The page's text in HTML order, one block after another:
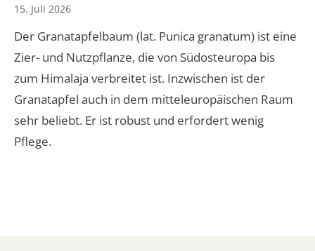
15. Juli 2026
Der Granatapfelbaum (lat. Punica granatum) ist eine
Zier- und Nutzpflanze, die von Südosteuropa bis
zum Himalaja verbreitet ist. Inzwischen ist der
Granatapfel auch in dem mitteleuropäischen Raum
sehr beliebt. Er ist robust und erfordert wenig
Pflege.